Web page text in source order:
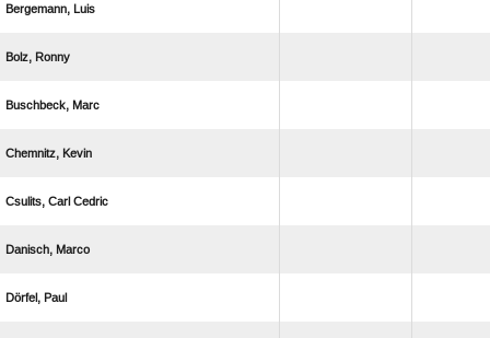
 
 
 
 
  
 
 